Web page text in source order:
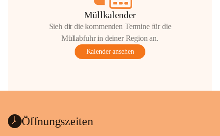
Müllkalender
Sieh dir die kommenden Termine für die
Müllabfuhr in deiner Region an.
Kalender ansehen
Öffnungszeiten